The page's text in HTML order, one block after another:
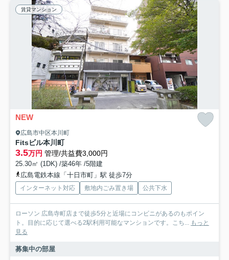
賃貸マンション
NEW
広島市中区本川町
Fitsビル本川町
3.5万円 管理/共益費3,000円
25.30㎡ (1DK) /築46年 /5階建
広島電鉄本線「十日市町」駅 徒歩7分
インターネット対応 敷地内ごみ置き場 公共下水
ローソン 広島寺町店まで徒歩5分と近場にコンビニがあるのもポイン
ト。目的に応じて選べる2駅利用可能なマンションです。こち... もっと
見る
募集中の部屋